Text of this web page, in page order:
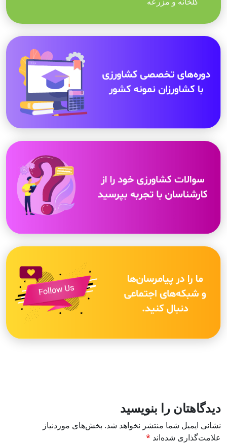
دیدگاهتان را بنویسید
نشانی ایمیل شما منتشر نخواهد شد. بخش‌های موردنیاز
علامت‌گذاری شده‌اند *